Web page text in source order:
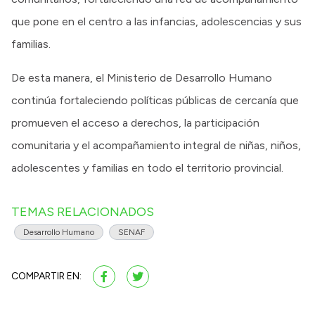
que pone en el centro a las infancias, adolescencias y sus
familias.
De esta manera, el Ministerio de Desarrollo Humano
continúa fortaleciendo políticas públicas de cercanía que
promueven el acceso a derechos, la participación
comunitaria y el acompañamiento integral de niñas, niños,
adolescentes y familias en todo el territorio provincial.
TEMAS RELACIONADOS
Desarrollo Humano SENAF
COMPARTIR EN: